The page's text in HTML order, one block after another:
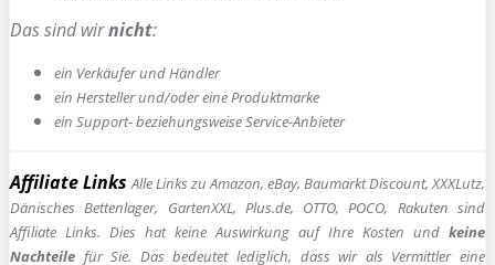
Das sind wirnicht:
ein Verkäufer und Händler
ein Hersteller und/oder eine Produktmarke
ein Support- beziehungsweise Service-Anbieter
Affiliate Links Alle Links zu Amazon, eBay, Baumarkt Discount, XXXLutz,
Dänisches Bettenlager, GartenXXL, Plus.de, OTTO, POCO, Rakuten sind
Affiliate Links. Dies hat keine Auswirkung auf Ihre Kosten und keine
Nachteile für Sie. Das bedeutet lediglich, dass wir als Vermittler eine